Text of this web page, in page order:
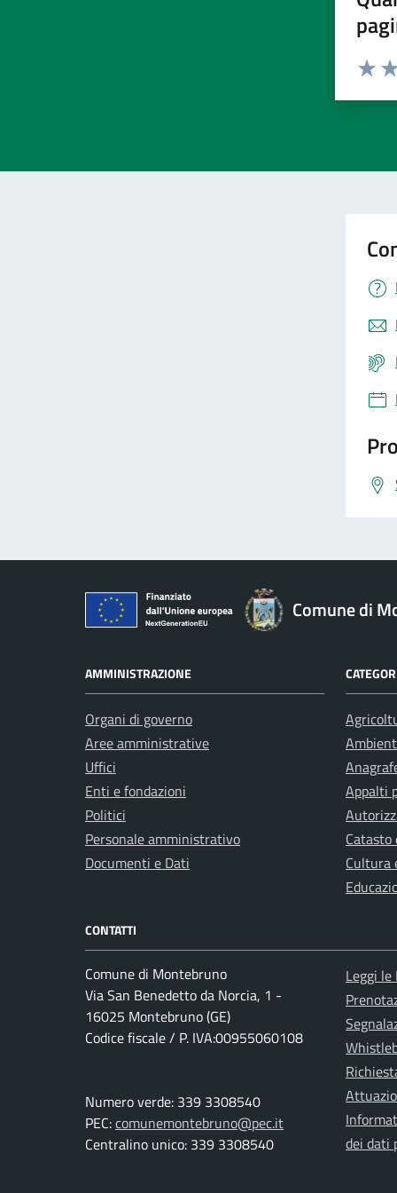
Comune di
AMMINISTRAZIONE
Organi di governo
Aree amministrative
Uffici
Enti e fondazioni
Politici
Personale amministrativo
Documenti e Dati
Appalti
Cultura
CONTATTI
Comune di Montebruno
Via San Benedetto da Norcia, 1 -
16025 Montebruno (GE)
Codice fiscale / P. IVA:00955060108
Numero verde: 339 3308540
PEC:comunemontebruno@pec.it
Centralino unico: 339 3308540
Leggi le
dei dati